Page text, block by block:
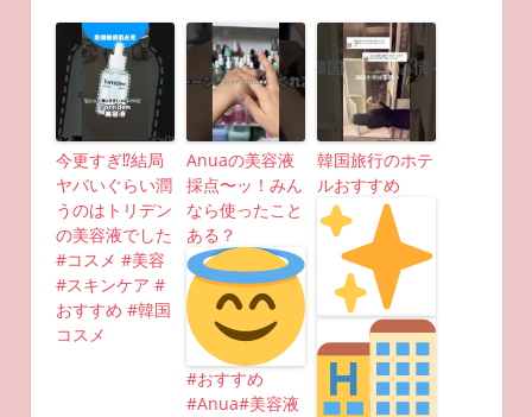
今更すぎ⁉︎結局
ヤバいぐらい潤
うのはトリデン
の美容液でした
#コスメ #美容
#スキンケア #
おすすめ #韓国
コスメ
Anuaの美容液
採点〜ッ！みん
なら使ったこと
ある？
#おすすめ
#Anua#美容液
韓国旅行のホテ
ルおすすめ